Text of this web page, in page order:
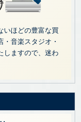
いほどの豊富な買
音楽スタジオ・
しますので、迷わ